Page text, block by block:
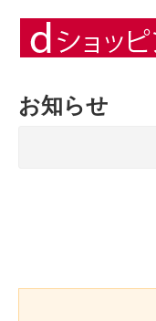
お知らせ